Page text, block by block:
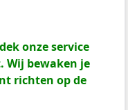
onze service
Wij bewaken je
richten op de